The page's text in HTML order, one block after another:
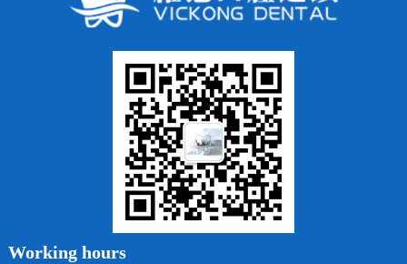
牙列不齊
牙齦出血
Working hours